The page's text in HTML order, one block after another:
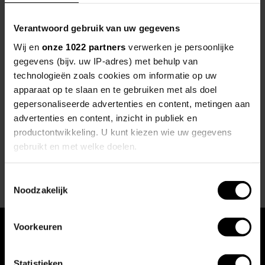
Verantwoord gebruik van uw gegevens
Wij en onze 1022 partners verwerken je persoonlijke
gegevens (bijv. uw IP-adres) met behulp van
technologieën zoals cookies om informatie op uw
apparaat op te slaan en te gebruiken met als doel
gepersonaliseerde advertenties en content, metingen aan
advertenties en content, inzicht in publiek en
productontwikkeling. U kunt kiezen wie uw gegevens
gebruikt en met welke doelen.
Informatie verzamelen over uw geografische locatie,
Uw apparaat identificeren door het actief te scannen
op specifieke eigenschappen (fingerprinting)
Noodzakelijk
Voorkeuren
voldoet, of heerlijk zacht beddengoed, Online
assortiment van eersteklas producten die
jouw slaapkamer omtoveren tot een oase van
rust en comfort. Laat je inspireren door ons
assortiment vandaag en investeer in een
goede nachtrust met Online Slaapcomfort.
Naar webshop
De Online Binnenstad B.V.
9401 JM Assen